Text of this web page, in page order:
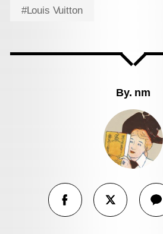
#Louis Vuitton
By. nm